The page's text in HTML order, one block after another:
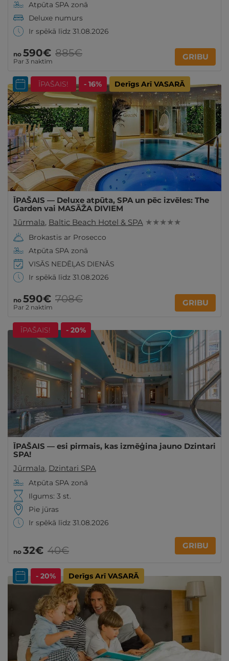
Atpūta SPA zonā
Deluxe numurs
Ir spēkā līdz 31.08.2026
no 590€
Par 3 naktīm
885€ GRIBU
ĪPAŠAIS! - 16% Derīgs Arī VASARĀ
ĪPAŠAIS — Deluxe atpūta, SPA un pēc izvēles: The
Garden vai MASĀŽA DIVIEM
Jūrmala, Baltic Beach Hotel & SPA ★ ★ ★ ★ ★
Brokastis ar Prosecco
Atpūta SPA zonā
VISĀS NEDĒĻAS DIENĀS
Ir spēkā līdz 31.08.2026
no 590€
Par 2 naktīm
708€ GRIBU
ĪPAŠAIS! - 20%
ĪPAŠAIS — esi pirmais, kas izmēģina jauno Dzintari
SPA!
Jūrmala, Dzintari SPA
Atpūta SPA zonā
Ilgums: 3 st.
Pie jūras
Ir spēkā līdz 31.08.2026
no 32€ 40€ GRIBU
- 20% Derīgs Arī VASARĀ